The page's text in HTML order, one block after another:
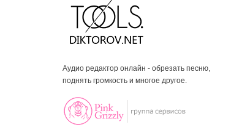
Аудио редактор онлайн - обрезать песню,
поднять громкость и многое другое.